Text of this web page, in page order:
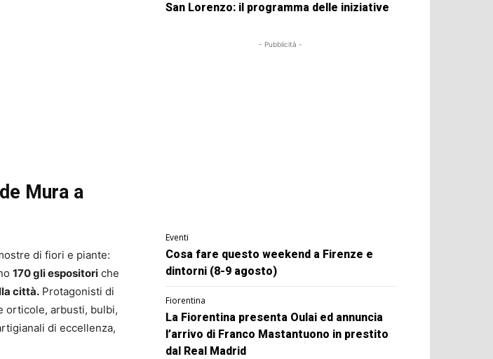
Mura a
di fiori e piante:
170 gli espositori che
città. Protagonisti di
orticole, arbusti, bulbi,
di eccellenza,
San Lorenzo: il programma delle iniziative
- Pubblicità -
Eventi
Cosa fare questo weekend a Firenze e
dintorni (8-9 agosto)
Fiorentina
La Fiorentina presenta Oulai ed annuncia
l’arrivo di Franco Mastantuono in prestito
dal Real Madrid